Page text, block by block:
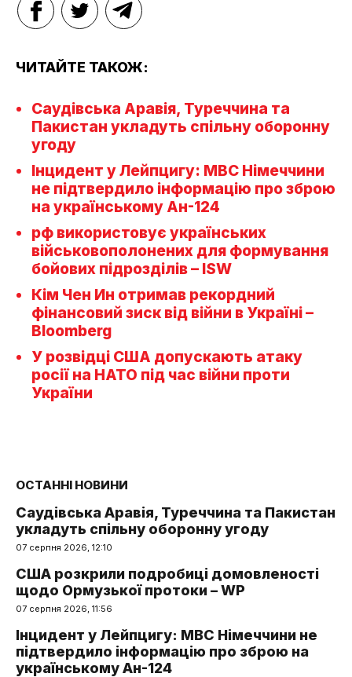
ЧИТАЙТЕ ТАКОЖ:
Саудівська Аравія, Туреччина та
Пакистан укладуть спільну оборонну
угоду
Інцидент у Лейпцигу: МВС Німеччини
не підтвердило інформацію про зброю
на українському Ан-124
рф використовує українських
військовополонених для формування
бойових підрозділів – ISW
Кім Чен Ин отримав рекордний
фінансовий зиск від війни в Україні –
Bloomberg
У розвідці США допускають атаку
росії на НАТО під час війни проти
України
ОСТАННІ НОВИНИ
Саудівська Аравія, Туреччина та Пакистан
укладуть спільну оборонну угоду
07 серпня 2026, 12:10
США розкрили подробиці домовленості
щодо Ормузької протоки – WP
07 серпня 2026, 11:56
Інцидент у Лейпцигу: МВС Німеччини не
підтвердило інформацію про зброю на
українському Ан-124